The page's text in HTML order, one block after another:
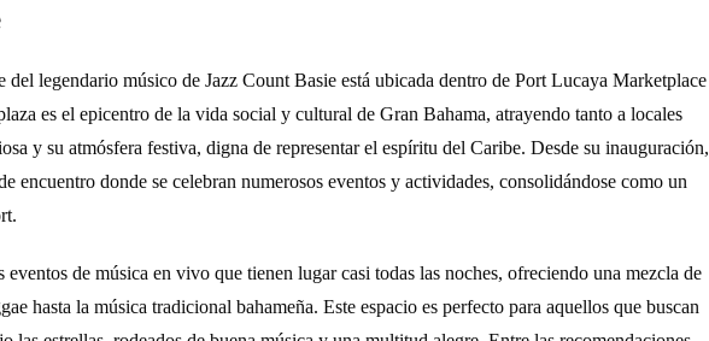
legendario músico de Jazz Count Basie está ubicada dentro de Port Lucaya Marketplace
es el epicentro de la vida social y cultural de Gran Bahama, atrayendo tanto a locales
y su atmósfera festiva, digna de representar el espíritu del Caribe. Desde su inauguración,
encuentro donde se celebran numerosos eventos y actividades, consolidándose como un
eventos de música en vivo que tienen lugar casi todas las noches, ofreciendo una mezcla de
hasta la música tradicional bahameña. Este espacio es perfecto para aquellos que buscan